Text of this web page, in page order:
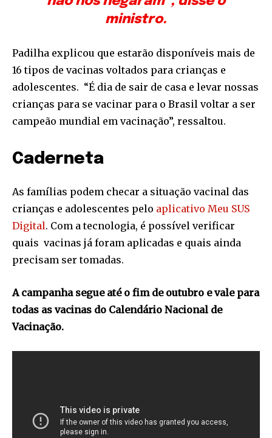
ministro.
Padilha explicou que estarão disponíveis mais de
16 tipos de vacinas voltados para crianças e
adolescentes. “É dia de sair de casa e levar nossas
crianças para se vacinar para o Brasil voltar a ser
campeão mundial em vacinação”, ressaltou.
Caderneta
As famílias podem checar a situação vacinal das
crianças e adolescentes pelo aplicativo Meu SUS
Digital. Com a tecnologia, é possível verificar
quais vacinas já foram aplicadas e quais ainda
precisam ser tomadas.
A campanha segue até o fim de outubro e vale para
todas as vacinas do Calendário Nacional de
Vacinação.